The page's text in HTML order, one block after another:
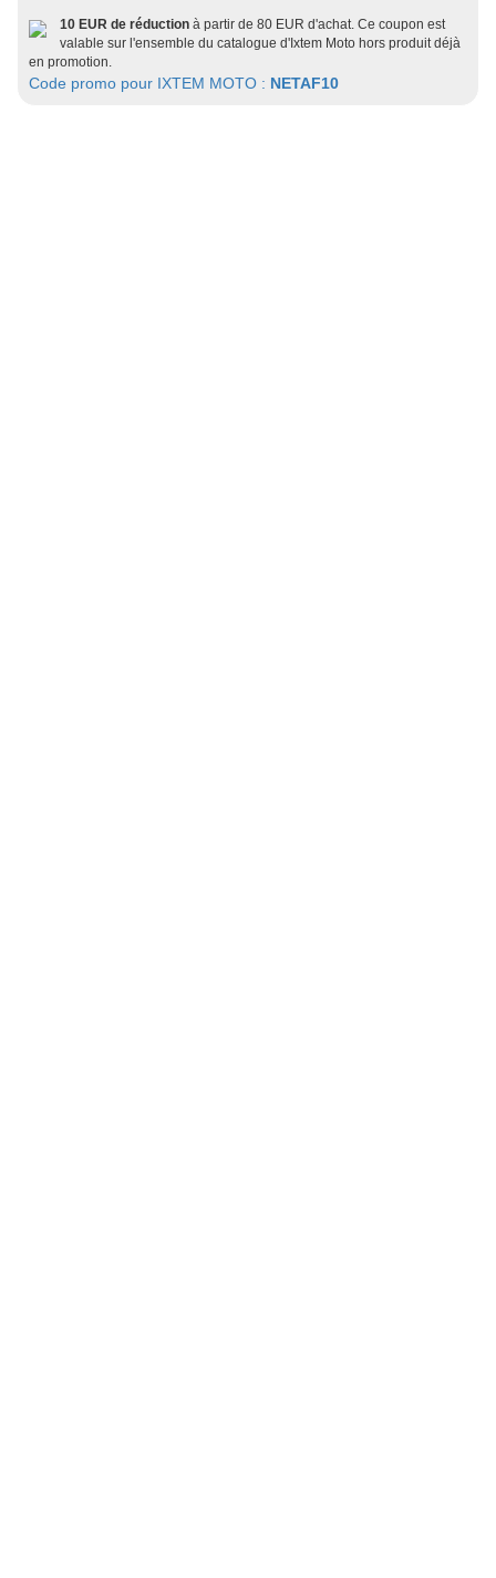
10 EUR de réduction à partir de 80 EUR d'achat. Ce coupon est
valable sur l'ensemble du catalogue d'Ixtem Moto hors produit déjà
en promotion.
Code promo pour IXTEM MOTO : NETAF10